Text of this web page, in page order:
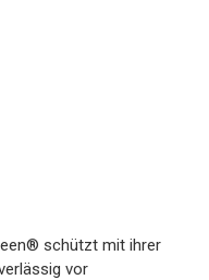
schützt mit ihrer
vor